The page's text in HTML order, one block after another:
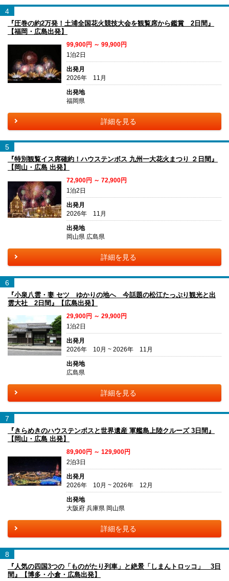
4
『圧巻の約2万発！土浦全国花火競技大会を観覧席から鑑賞 2日間』
【福岡・広島出発】
99,900円 ～ 99,900円
1泊2日
出発月
2026年 11月
出発地
福岡県
詳細を見る
5
『特別観覧イス席確約！ハウステンボス 九州一大花火まつり ２日間』
【岡山・広島 出発】
72,900円 ～ 72,900円
1泊2日
出発月
2026年 11月
出発地
岡山県 広島県
詳細を見る
6
『小泉八雲・妻 セツ ゆかりの地へ 今話題の松江たっぷり観光と出
雲大社 2日間』【広島出発】
29,900円 ～ 29,900円
1泊2日
出発月
2026年 10月 ~ 2026年 11月
出発地
広島県
詳細を見る
7
『きらめきのハウステンボスと世界遺産 軍艦島上陸クルーズ 3日間』
【岡山・広島 出発】
89,900円 ～ 129,900円
2泊3日
出発月
2026年 10月 ~ 2026年 12月
出発地
大阪府 兵庫県 岡山県
詳細を見る
8
『人気の四国3つの「ものがたり列車」と絶景「しまんトロッコ」 3日
間』【博多・小倉・広島出発】